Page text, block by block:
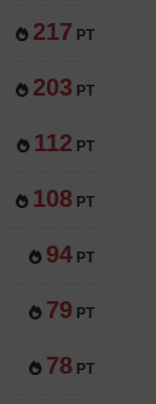
217 PT
203 PT
112 PT
108 PT
94 PT
79 PT
78 PT